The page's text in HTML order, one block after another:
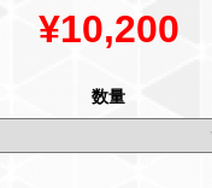
¥10,200
数量